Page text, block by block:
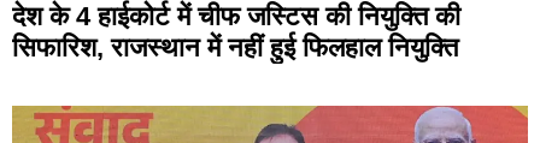
देश के 4 हाईकोर्ट में चीफ जस्टिस की नियुक्ति की
सिफारिश, राजस्थान में नहीं हुई फिलहाल नियुक्ति